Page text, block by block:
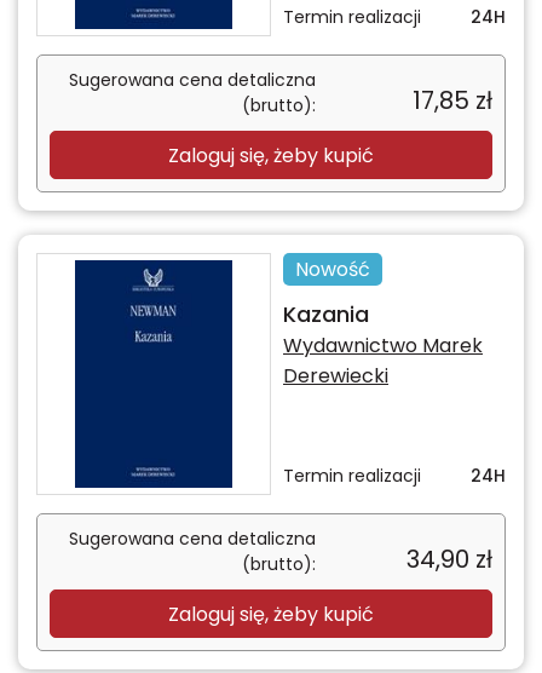
Termin realizacji 24H
Sugerowana cena detaliczna
(brutto):
17,85 zł
Zaloguj się, żeby kupić
Nowość
Kazania
Wydawnictwo Marek
Derewiecki
Termin realizacji 24H
Sugerowana cena detaliczna
(brutto):
34,90 zł
Zaloguj się, żeby kupić